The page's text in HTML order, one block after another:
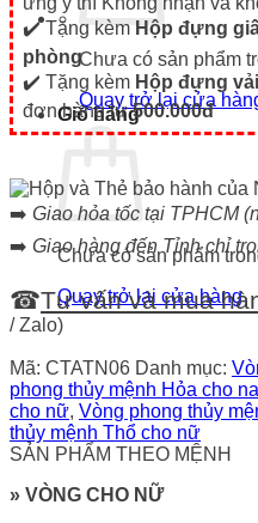
Chưa có sản phẩm
Quay trở lại cửa
Giỏ hàng
Chưa có sản phẩm
Quay trở lại cửa hàng
✔️ Tặng kèm Hộp đựng
phòng
✔️ Tặng kèm Hộp đựng
đơn hàng từ500.000đ
➡️ Giao hỏa tốc tại TPHCM
➡️ Giao hàng đến Tỉnh chỉ
☎Tư vấn và mua
/ Zalo)
Mã: CTATN06 Danh mục:
phong thủy mệnh Hỏa cho
cho nữ, Vòng phong thủy
thủy mệnh Thổ cho nữ
SẢN PHẨM THEO MỆNH
» VÒNG CHO NỮ